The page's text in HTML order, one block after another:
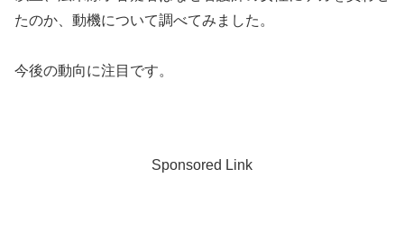
たのか、動機について調べてみました。
今後の動向に注目です。
Sponsored Link